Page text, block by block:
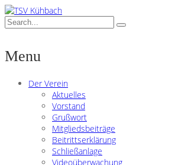
Menu
Der Verein
Aktuelles
Vorstand
Grußwort
Mitgliedsbeiträge
Beitrittserklärung
Schließanlage
Videoüberwachung